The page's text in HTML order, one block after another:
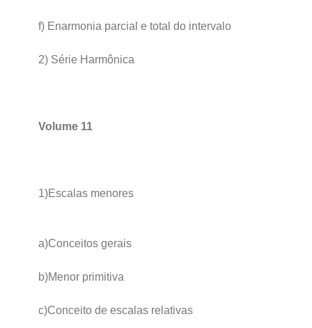
f) Enarmonia parcial e total do intervalo
2) Série Harmônica
Volume 11
1)Escalas menores
a)Conceitos gerais
b)Menor primitiva
c)Conceito de escalas relativas